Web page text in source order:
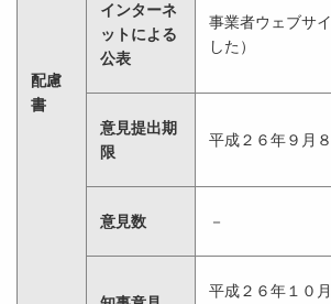
配慮
書
インターネ
ットによる
公表
事業者ウェブサ
した）
意見提出期
限
平成２６年９月
意見数 －
平成２６年１０